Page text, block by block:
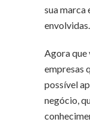
sua marca
envolvidas.
Agora que
empresas
possível
negócio,